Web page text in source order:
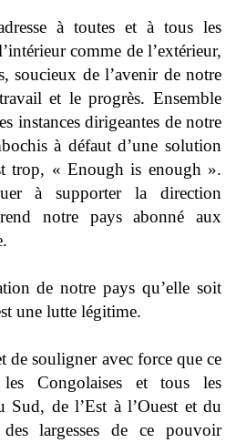
à toutes et à tous les
comme de l’extérieur,
soucieux de l’avenir de notre
et le progrès. Ensemble
instances dirigeantes de notre
à défaut d’une solution
trop, « Enough is enough ».
à supporter la direction
notre pays abonné aux
de notre pays qu’elle soit
une lutte légitime.
de souligner avec force que ce
Congolaises et tous les
de l’Est à l’Ouest et du
largesses de ce pouvoir